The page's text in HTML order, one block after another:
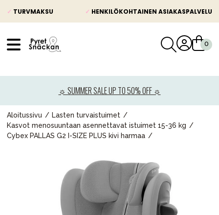
✓ TURVMAKSU ✓ HENKILÖKOHTAINEN ASIAKASPALVELU
☼ SUMMER SALE UP TO 50% OFF ☼
Aloitussivu
Lasten turvaistuimet
Kasvot menosuuntaan asennettavat istuimet 15-36 kg
Cybex PALLAS G2 I-SIZE PLUS kivi harmaa
Lastenvaunut
Lasten turvaistuimet
Vauvan paketti
Lelut ja pelit
Äiti & Isä
Huonekalut & vuodevaatteet